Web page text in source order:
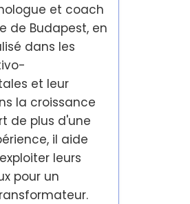
et coach
de Budapest, en
dans les
et leur
la croissance
de plus d'une
il aide
leurs
pour un